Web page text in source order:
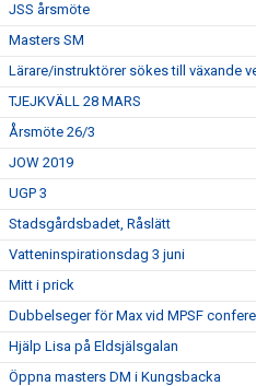
JSS årsmöte
Masters SM
Lärare/instruktörer sökes till växande
TJEJKVÄLL 28 MARS
Årsmöte 26/3
JOW 2019
UGP 3
Stadsgårdsbadet, Råslätt
Vatteninspirationsdag 3 juni
Mitt i prick
Dubbelseger för Max vid MPSF
Hjälp Lisa på Eldsjälsgalan
Öppna masters DM i Kungsbacka